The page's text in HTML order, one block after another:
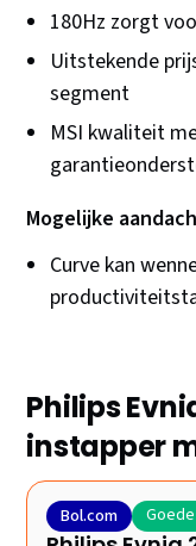
180Hz zorgt
Uitstekende
segment
MSI kwaliteit
Mogelijke
Curve kan
Philips
instapper
Bol.com